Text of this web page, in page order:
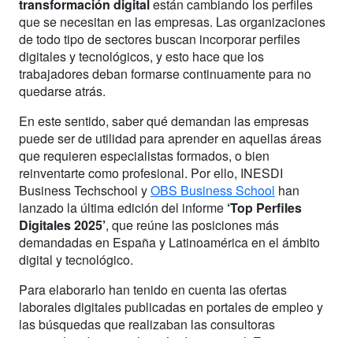
transformación digitalestán cambiando los perfiles
que se necesitan en las empresas. Las organizaciones
de todo tipo de sectores buscan incorporar perfiles
digitales y tecnológicos, y esto hace que los
trabajadores deban formarse continuamente para no
quedarse atrás.
En este sentido, saber qué demandan las empresas
puede ser de utilidad para aprender en aquellas áreas
que requieren especialistas formados, o bien
reinventarte como profesional. Por ello, INESDI
Business Techschool yOBS Business School han
lanzado la última edición del informe ‘Top Perfiles
Digitales 2025’, que reúne las posiciones más
demandadas en España y Latinoamérica en el ámbito
digital y tecnológico.
Para elaborarlo han tenido en cuenta las ofertas
laborales digitales publicadas en portales de empleo y
las búsquedas que realizaban las consultoras